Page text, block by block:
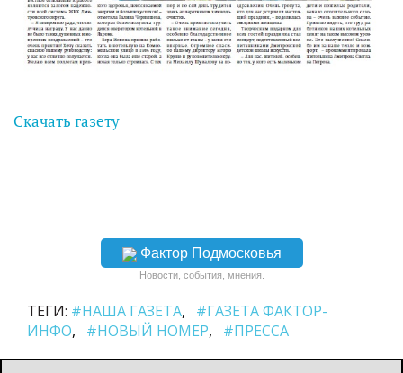
Скачать газету
Фактор Подмосковья
Новости, события, мнения.
ТЕГИ: #НАША ГАЗЕТА
#ГАЗЕТА ФАКТОР-
ИНФО
#НОВЫЙ НОМЕР #ПРЕССА